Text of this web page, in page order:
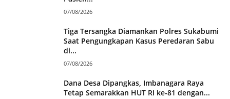
07/08/2026
Tiga Tersangka Diamankan Polres Sukabumi
Saat Pengungkapan Kasus Peredaran Sabu
di...
07/08/2026
Dana Desa Dipangkas, Imbanagara Raya
Tetap Semarakkan HUT RI ke-81 dengan...